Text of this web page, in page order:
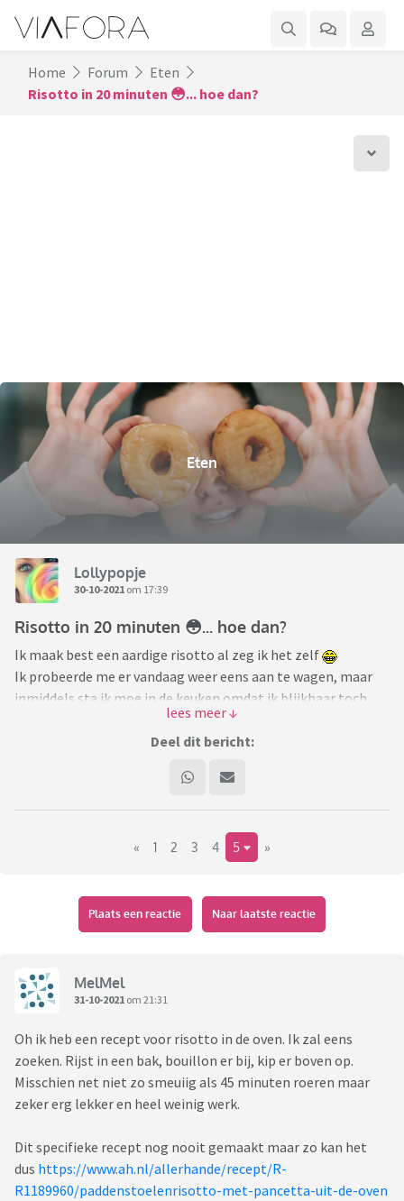
Home Forum
Eten
Risotto in 20 minuten 😳... hoe dan?
Eten
Lollypopje
30-10-2021 om 17:39
Risotto in 20 minuten 😳... hoe dan?
Ik maak best een aardige risotto al zeg ik het zelf
Ik probeerde me er vandaag weer eens aan te wagen, maar
inmiddels sta ik moe in de keuken omdat ik blijkbaar toch
nog niet de energie heb voor een maaltijd met zoveel geduld.
zie ik weer staan 30 minuten, of zelfs 20 minuten.
Terwijl mijn risotto nu na een half uur toch echt niet gaar is.
En dan vraag ik me weer af hoe die receptenmakers toch
doen, in 20 minuten.
Doe ik iets verkeerd of bluffen zij gewoon?
Deel dit bericht:
« 1 2 3 4 5 »
Plaats een reactie Naar laatste reactie
MelMel
31-10-2021 om 21:31
Oh ik heb een recept voor risotto in de oven. Ik zal eens
zoeken. Rijst in een bak, bouillon er bij, kip er boven op.
Misschien net niet zo smeuiig als 45 minuten roeren maar
zeker erg lekker en heel weinig werk.
Dit specifieke recept nog nooit gemaakt maar zo kan het
dus https://www.ah.nl/allerhande/recept/R-
R1189960/paddenstoelenrisotto-met-pancetta-uit-de-oven